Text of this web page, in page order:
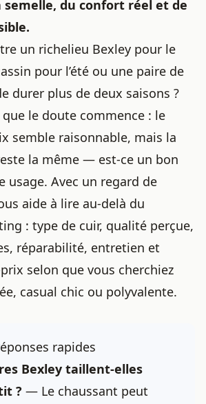
semelle, du confort réel et de
un richelieu Bexley pour le
pour l’été ou une paire de
durer plus de deux saisons ?
que le doute commence : le
semble raisonnable, mais la
la même — est-ce un bon
usage. Avec un regard de
aide à lire au-delà du
: type de cuir, qualité perçue,
réparabilité, entretien et
selon que vous cherchiez
casual chic ou polyvalente.
rapides
Bexley taillent-elles
? — Le chaussant peut